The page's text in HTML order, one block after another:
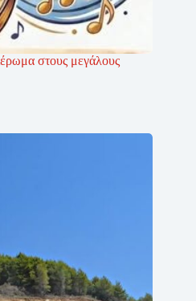
στους μεγάλους